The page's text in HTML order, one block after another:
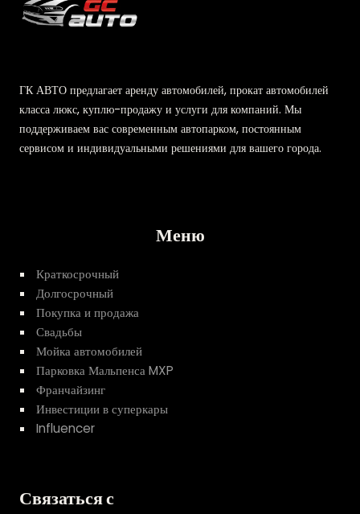
ГК АВТО предлагает аренду автомобилей, прокат автомобилей
класса люкс, куплю-продажу и услуги для компаний. Мы
поддерживаем вас современным автопарком, постоянным
сервисом и индивидуальными решениями для вашего города.
Меню
Краткосрочный
Долгосрочный
Покупка и продажа
Свадьбы
Мойка автомобилей
Парковка Мальпенса MXP
Франчайзинг
Инвестиции в суперкары
Influencer
Связаться с